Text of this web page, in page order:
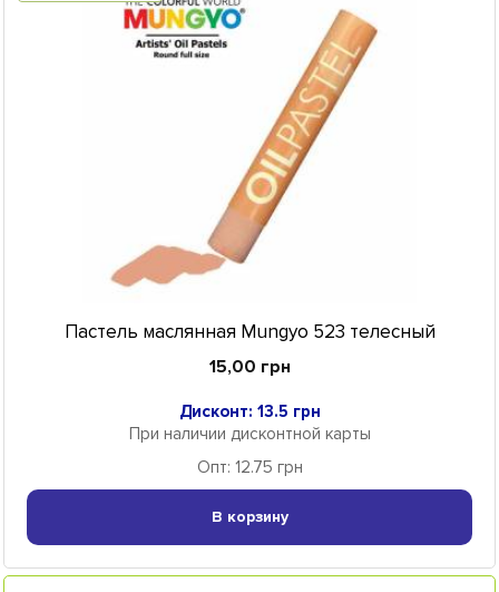
Пастель маслянная Mungyo 523 телесный
15,00 грн
Дисконт: 13.5 грн
При наличии дисконтной карты
Опт: 12.75 грн
В корзину